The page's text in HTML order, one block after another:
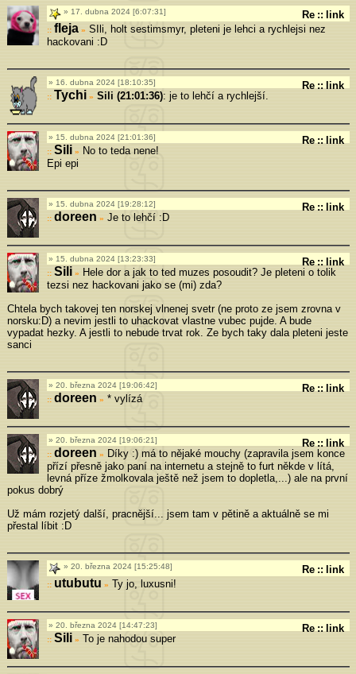
17. dubna 2024 [6:07:31] Re :: link
fleja» SIli, holt sestimsmyr, pleteni je lehci a rychlejsi nez
hackovani :D
16. dubna 2024 [18:10:35] Re :: link
Tychi » Sili (21:01:36): je to lehčí a rychlejší.
15. dubna 2024 [21:01:36] Re :: link
Sili »
No to teda nene!
Epi epi
15. dubna 2024 [19:28:12] Re :: link
doreen » Je to lehčí :D
15. dubna 2024 [13:23:33] Re :: link
Sili »
Hele dor a jak to ted muzes posoudit? Je pleteni o tolik
tezsi nez hackovani jako se (mi) zda?
Chtela bych takovej ten norskej vlnenej svetr (ne proto ze jsem zrovna v
norsku:D) a nevim jestli to uhackovat vlastne vubec pujde. A bude
vypadat hezky. A jestli to nebude trvat rok. Ze bych taky dala pleteni jeste
sanci
20. března 2024 [19:06:42] Re :: link
doreen » * vylízá
20. března 2024 [19:06:21] Re :: link
doreen »
Díky :) má to nějaké mouchy (zapravila jsem konce
přízí přesně jako paní na internetu a stejně to furt někde v lítá,
levná příze žmolkovala ještě než jsem to dopletla,...) ale na první
pokus dobrý
Už mám rozjetý další, pracnější... jsem tam v pětině a aktuálně se mi
přestal líbit :D
20. března 2024 [15:25:48] Re :: link
utubutu » Ty jo, luxusni!
20. března 2024 [14:47:23] Re :: link
Sili » To je nahodou super